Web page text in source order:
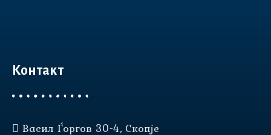
Контакт
Васил Ѓоргов 30-4, Скопје